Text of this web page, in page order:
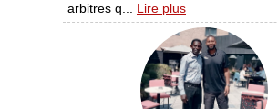
arbitres q... Lire plus